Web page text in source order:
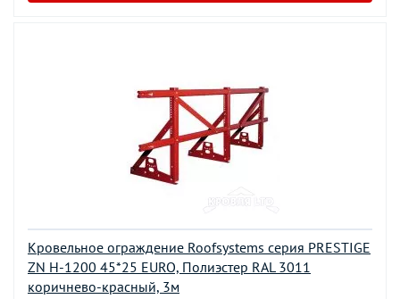
Кровельное ограждение Roofsystems серия PRESTIGE
ZN H-1200 45*25 EURO, Полиэстер RAL 3011
коричнево-красный, 3м